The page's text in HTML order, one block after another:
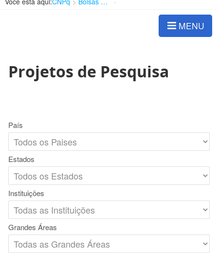
MENU
Projetos de Pesquisa
País
Estados
Instituições
Grandes Áreas